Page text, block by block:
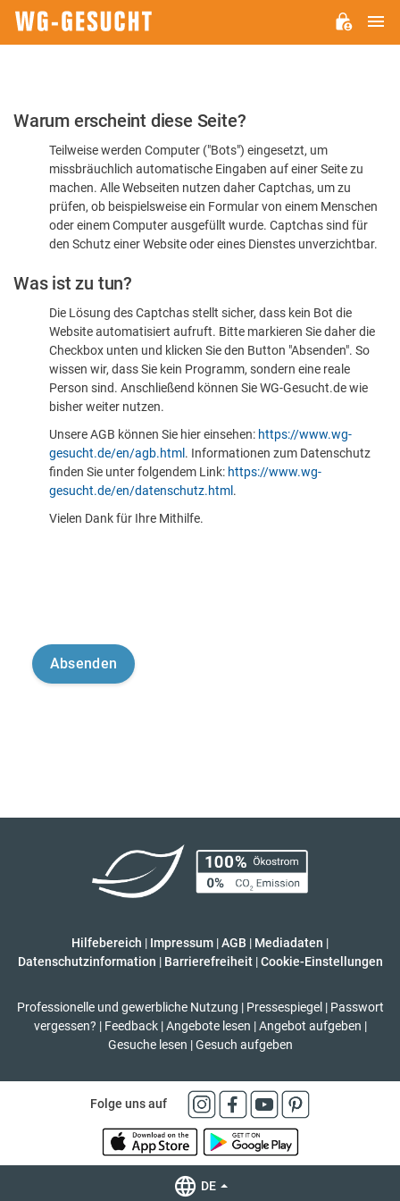
Bitte
dass
sind
Warum erscheint diese Seite?
Teilweise werden Computer ("Bots") eingesetzt, um
missbräuchlich automatische Eingaben auf einer Seite zu
machen. Alle Webseiten nutzen daher Captchas, um zu
prüfen, ob beispielsweise ein Formular von einem Menschen
oder einem Computer ausgefüllt wurde. Captchas sind für
den Schutz einer Website oder eines Dienstes unverzichtbar.
Was ist zu tun?
Die Lösung des Captchas stellt sicher, dass kein Bot die
Website automatisiert aufruft. Bitte markieren Sie daher die
Checkbox unten und klicken Sie den Button "Absenden". So
wissen wir, dass Sie kein Programm, sondern eine reale
Person sind. Anschließend können Sie WG-Gesucht.de wie
bisher weiter nutzen.
Unsere AGB können Sie hier einsehen: https://www.wg-
gesucht.de/en/agb.html . Informationen zum Datenschutz
finden Sie unter folgendem Link: https://www.wg-
gesucht.de/en/datenschutz.html .
Vielen Dank für Ihre Mithilfe.
Hilfebereich | Impressum |AGB | Mediadaten |
Datenschutzinformation | Barrierefreiheit | Cookie-Einstellungen
Professionelle und gewerbliche Nutzung | Pressespiegel | Passwort
vergessen? | Feedback | Angebote lesen | Angebot aufgeben |
Gesuche lesen | Gesuch aufgeben
Folge uns auf
DE